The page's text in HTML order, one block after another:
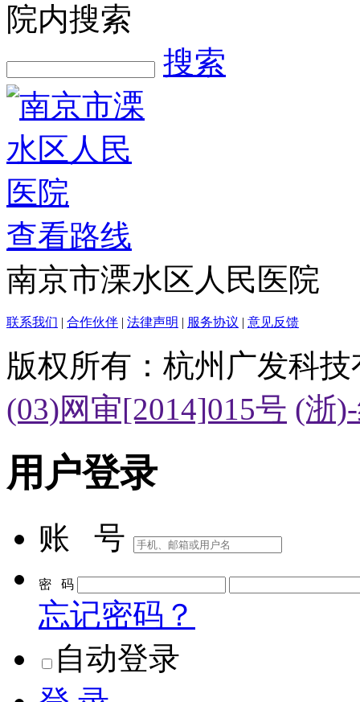
院内搜索
搜索
查看路线
南京市溧水区人民医院
联系我们 | 合作伙伴 | 法律声明 | 服务协议 | 意见反馈
版权所有：杭州广发科
(03)网审[2014]015号 (浙
用户登录
账 号
密 码
忘记密码？
自动登录